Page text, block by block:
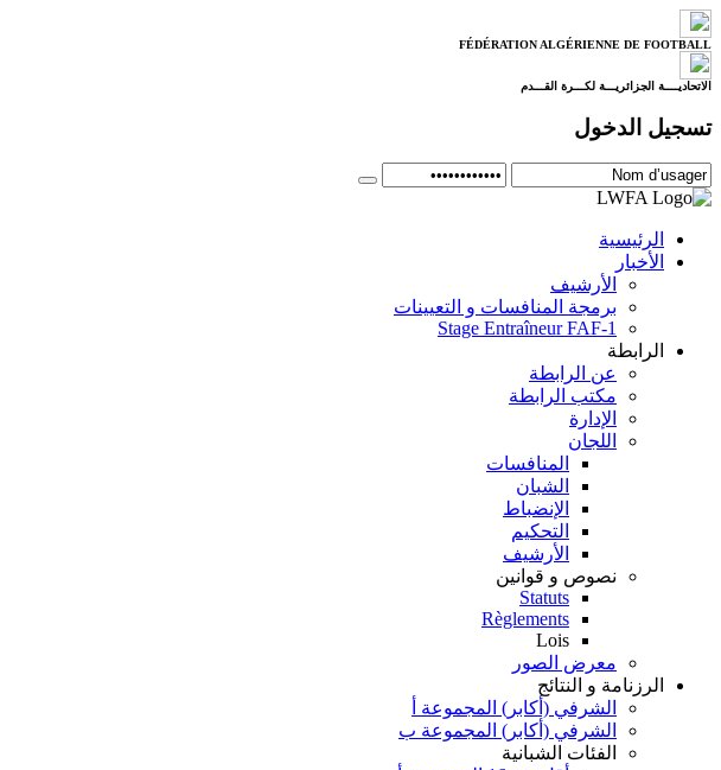
FÉDÉRATION ALGÉRIENNE DE FOOTBALL
الاتحاديــــة الجزائريـــة لكـــرة القـــدم
تسجيل الدخول
الرئيسية
الأخبار
الأرشيف
برمجة المنافسات و التعيينات
Stage Entraîneur FAF-1
الرابطة
عن الرابطة
مكتب الرابطة
الإدارة
اللجان
المنافسات
الشبان
الإنضباط
التحكيم
الأرشيف
نصوص و قوانين
Statuts
Règlements
Lois
معرض الصور
الرزنامة و النتائج
الشرفي (أكابر) المجموعة أ
الشرفي (أكابر) المجموعة ب
الفئات الشبانية